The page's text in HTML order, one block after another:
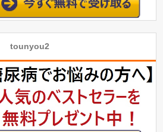
tounyou2